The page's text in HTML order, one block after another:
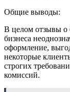
Общие выводы:
В целом отзывы о
бизнеса
оформление,
некоторые
строгих
комиссий.